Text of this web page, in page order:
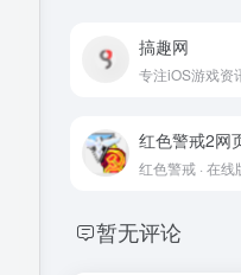
搞趣网
红色警戒2网
红色警戒 · 在线
暂无评论